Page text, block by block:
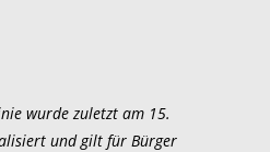
wurde zuletzt am 15.
und gilt für Bürger